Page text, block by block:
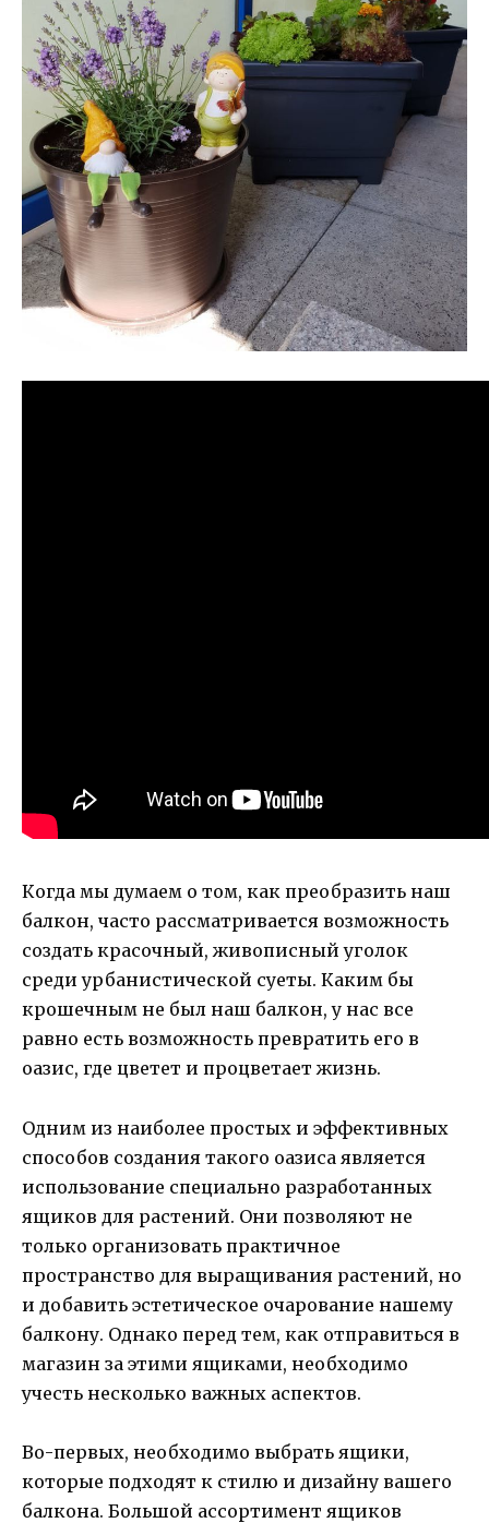
Когда мы думаем о том, как преобразить наш
балкон, часто рассматривается возможность
создать красочный, живописный уголок
среди урбанистической суеты. Каким бы
крошечным не был наш балкон, у нас все
равно есть возможность превратить его в
оазис, где цветет и процветает жизнь.
Одним из наиболее простых и эффективных
способов создания такого оазиса является
использование специально разработанных
ящиков для растений. Они позволяют не
только организовать практичное
пространство для выращивания растений, но
и добавить эстетическое очарование нашему
балкону. Однако перед тем, как отправиться в
магазин за этими ящиками, необходимо
учесть несколько важных аспектов.
Во-первых, необходимо выбрать ящики,
которые подходят к стилю и дизайну вашего
балкона. Большой ассортимент ящиков